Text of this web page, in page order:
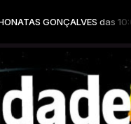
das 10:00 às 13:00